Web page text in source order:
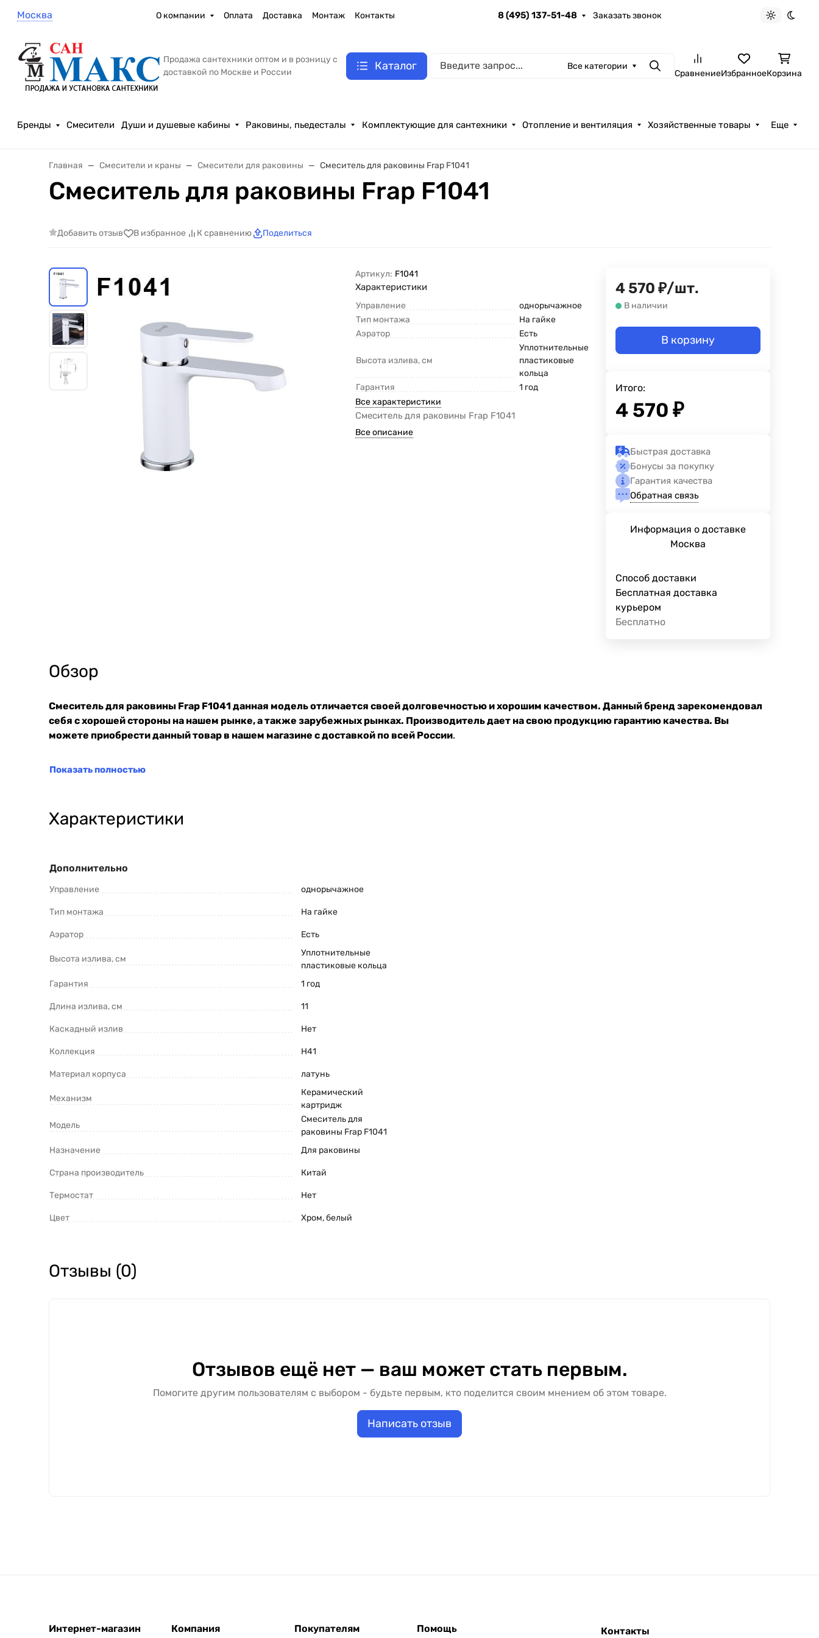
Москва О компании Оплата Доставка Монтаж Контакты 8 (495) 137-51-48 Заказать звонок
Светлая
Продажа сантехники оптом и в розницу с
доставкой по Москве и России
Каталог Все категории ПоискСравнениеИзбранноеКорзина
Бренды Смесители Души и душевые кабины Раковины, пьедесталы Комплектующие для сантехники Отопление и вентиляция Хозяйственные товары Еще
Главная Смесители и краны Смесители для раковины Смеситель для раковины Frap F1041
Смеситель для раковины Frap F1041
Добавить отзыв В избранное К сравнению Поделиться
Артикул: F1041
Характеристики
Управление
однорычажное
Тип монтажа
На гайке
Аэратор
Есть
Высота излива, см
Уплотнительные
пластиковые
кольца
Гарантия
1 год
Все характеристики
Смеситель для раковины Frap F1041
Все описание
4 570 ₽/шт.
В наличии
В корзину
Итого:
4 570 ₽
Быстрая доставка
Бонусы за покупку
Гарантия качества
Обратная связь
Информация о доставке
Москва
Способ доставки
Бесплатная доставка
курьером
Бесплатно
Обзор
Смеситель для раковины Frap F1041 данная модель отличается своей долговечностью и хорошим качеством. Данный бренд зарекомендовал
себя с хорошей стороны на нашем рынке, а также зарубежных рынках. Производитель дает на свою продукцию гарантию качества. Вы
можете приобрести данный товар в нашем магазине с доставкой по всей России.
Показать полностью
Характеристики
Дополнительно
Управление однорычажное
Тип монтажа На гайке
Аэратор Есть
Высота излива, см
Уплотнительные
пластиковые кольца
Гарантия
1 год
Длина излива, см 11
Каскадный излив Нет
Коллекция H41
Материал корпуса латунь
Механизм
Керамический
картридж
Модель
Смеситель для
раковины Frap F1041
Назначение
Для раковины
Страна производитель Китай
Термостат Нет
Цвет Хром, белый
Отзывы (0)
Отзывов ещё нет — ваш может стать первым.
Помогите другим пользователям с выбором - будьте первым, кто поделится своим мнением об этом товаре.
Написать отзыв
Интернет-магазин Компания Покупателям Помощь Контакты